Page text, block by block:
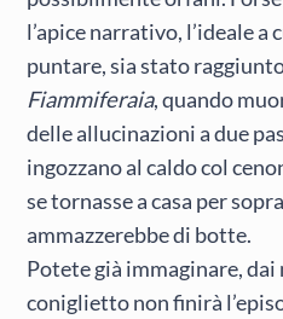
l’apice narrativo, l’ideale
puntare, sia stato
Fiammiferaia, quando
delle allucinazioni a due
ingozzano al caldo col
se tornasse a casa per
ammazzerebbe di botte.
Potete già immaginare, dai
coniglietto non finirà